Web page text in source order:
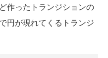
作ったトランジションの
円が現れてくるトランジ